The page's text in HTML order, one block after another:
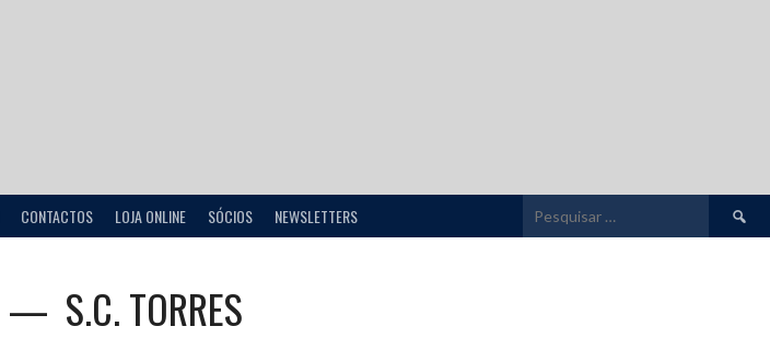
CONTACTOS LOJA ONLINE SÓCIOS NEWSLETTERS
por:
— S.C. TORRES